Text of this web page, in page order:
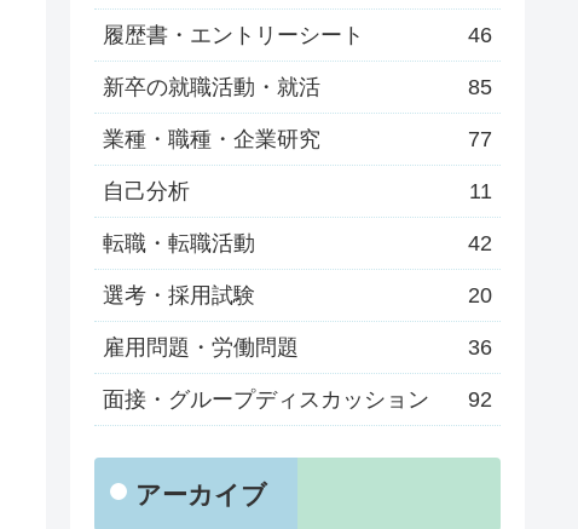
履歴書・エントリーシート 46
新卒の就職活動・就活 85
業種・職種・企業研究 77
自己分析 11
転職・転職活動 42
選考・採用試験 20
雇用問題・労働問題 36
面接・グループディスカッション 92
アーカイブ